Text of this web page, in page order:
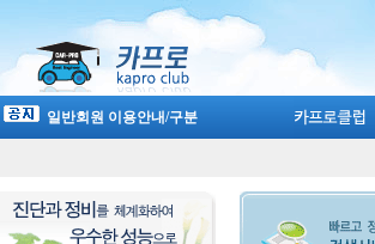
일반회원 이용안내/구분